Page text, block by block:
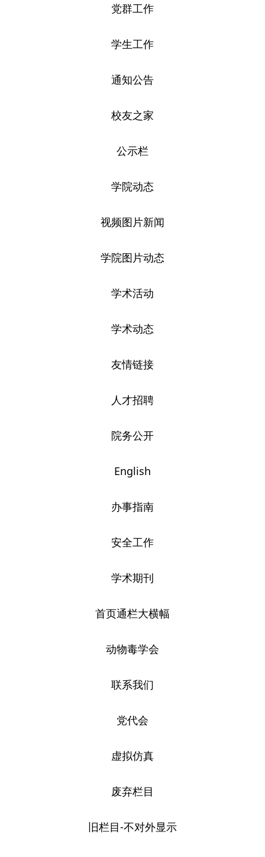
党群工作
学生工作
通知公告
校友之家
公示栏
学院动态
视频图片新闻
学院图片动态
学术活动
学术动态
友情链接
人才招聘
院务公开
English
办事指南
安全工作
学术期刊
首页通栏大横幅
动物毒学会
联系我们
党代会
虚拟仿真
废弃栏目
旧栏目-不对外显示